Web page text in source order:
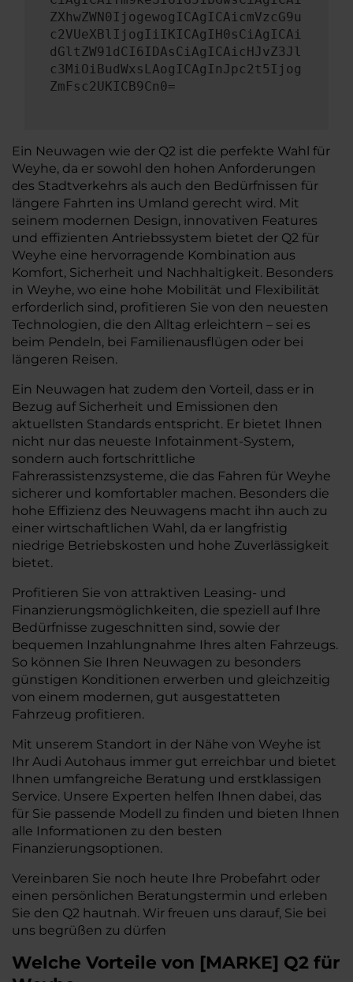
ZXhwZWN0IjogewogICAgICAicmVzcG9u
c2VUeXBlIjogIiIKICAgIH0sCiAgICAi
dGltZW91dCI6IDAsCiAgICAicHJvZ3Jl
c3MiOiBudWxsLAogICAgInJpc2t5Ijog
ZmFsc2UKICB9Cn0=
Ein Neuwagen wie der Q2 ist die perfekte Wahl für
Weyhe, da er sowohl den hohen Anforderungen
des Stadtverkehrs als auch den Bedürfnissen für
längere Fahrten ins Umland gerecht wird. Mit
seinem modernen Design, innovativen Features
und effizienten Antriebssystem bietet der Q2 für
Weyhe eine hervorragende Kombination aus
Komfort, Sicherheit und Nachhaltigkeit. Besonders
in Weyhe, wo eine hohe Mobilität und Flexibilität
erforderlich sind, profitieren Sie von den neuesten
Technologien, die den Alltag erleichtern – sei es
beim Pendeln, bei Familienausflügen oder bei
längeren Reisen.
Ein Neuwagen hat zudem den Vorteil, dass er in
Bezug auf Sicherheit und Emissionen den
aktuellsten Standards entspricht. Er bietet Ihnen
nicht nur das neueste Infotainment-System,
sondern auch fortschrittliche
Fahrerassistenzsysteme, die das Fahren für Weyhe
sicherer und komfortabler machen. Besonders die
hohe Effizienz des Neuwagens macht ihn auch zu
einer wirtschaftlichen Wahl, da er langfristig
niedrige Betriebskosten und hohe Zuverlässigkeit
bietet.
Profitieren Sie von attraktiven Leasing- und
Finanzierungsmöglichkeiten, die speziell auf Ihre
Bedürfnisse zugeschnitten sind, sowie der
bequemen Inzahlungnahme Ihres alten Fahrzeugs.
So können Sie Ihren Neuwagen zu besonders
günstigen Konditionen erwerben und gleichzeitig
von einem modernen, gut ausgestatteten
Fahrzeug profitieren.
Mit unserem Standort in der Nähe von Weyhe ist
Ihr Audi Autohaus immer gut erreichbar und bietet
Ihnen umfangreiche Beratung und erstklassigen
Service. Unsere Experten helfen Ihnen dabei, das
für Sie passende Modell zu finden und bieten Ihnen
alle Informationen zu den besten
Finanzierungsoptionen.
Vereinbaren Sie noch heute Ihre Probefahrt oder
einen persönlichen Beratungstermin und erleben
Sie den Q2 hautnah. Wir freuen uns darauf, Sie bei
uns begrüßen zu dürfen
Welche Vorteile von [MARKE] Q2 für